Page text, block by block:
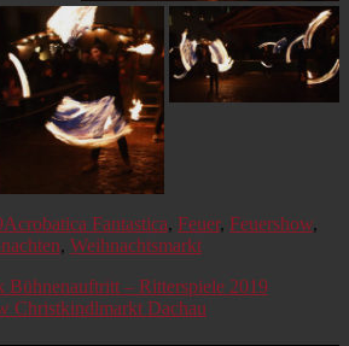
Schlagworte
Acrobatica Fantastica, Feuer, Feuershow,
, Weihnachtsmarkt
Bühnenauftritt – Ritterspiele 2019
Christkindlmarkt Dachau